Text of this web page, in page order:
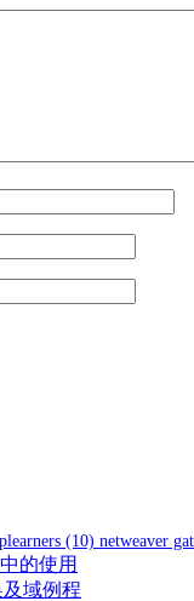
(10) netweaver
的使用
域例程